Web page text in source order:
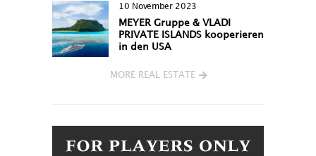
10 November 2023
MEYER Gruppe & VLADI
PRIVATE ISLANDS kooperieren
in den USA
MORE REAL ESTATE